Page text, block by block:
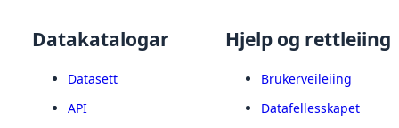
Datakatalogar
Datasett
API
Hjelp og rettleiing
Brukerveileiing
Datafellesskapet